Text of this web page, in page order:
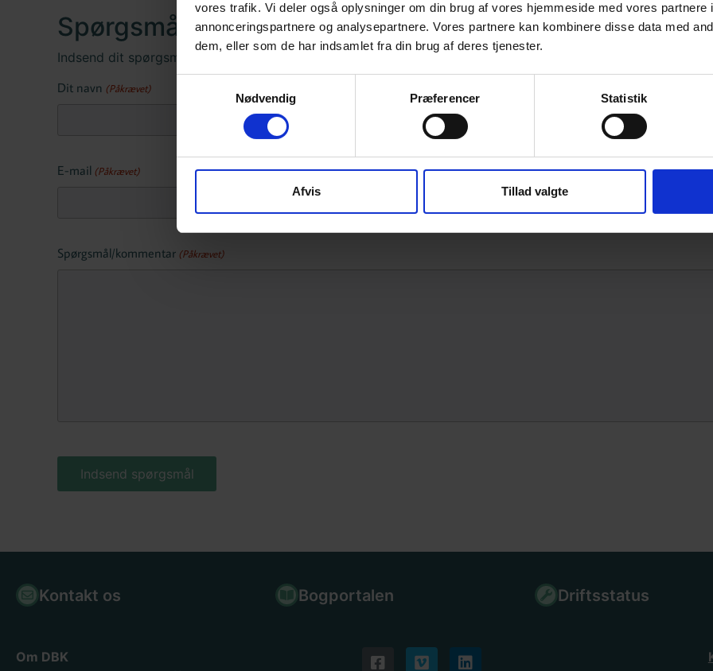
vores trafik. Vi deler også oplysninger om din brug af vores hjemmeside med vores partnere
annonceringspartnere og analysepartnere. Vores partnere kan kombinere disse data med
dem, eller som de har indsamlet fra din brug af deres tjenester.
Nødvendig
Præferencer Statistik
Afvis Tillad valgte
Spørgsmål til denne side?
Indsend dit spørgsmål i nedenstående formular, så vender vi tilbage hurtigst muligt.
Dit navn (Påkrævet)
E-mail (Påkrævet)
Spørgsmål/kommentar (Påkrævet)
Kontakt os Bogportalen Driftsstatus
Om DBK